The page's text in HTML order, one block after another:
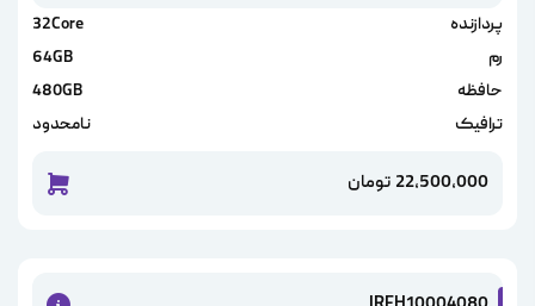
پردازنده
رم
حافظه
ترافیک
32Core
64GB
480GB
نامحدود
22,500,000 تومان
خرید